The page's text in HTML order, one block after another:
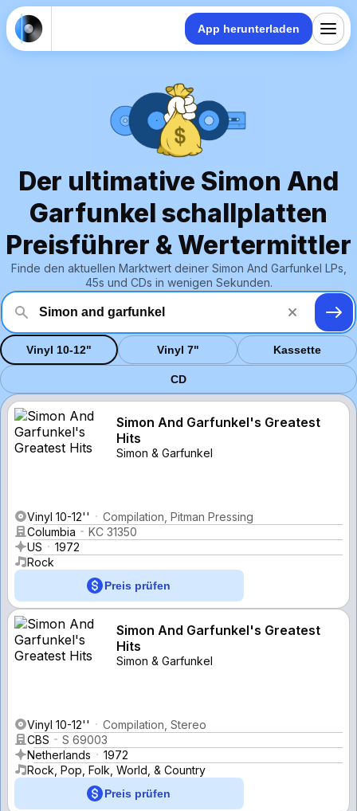
App herunterladen
Der ultimative Simon And
Garfunkel schallplatten
Preisführer & Wertermittler
Finde den aktuellen Marktwert deiner Simon And Garfunkel LPs,
45s und CDs in wenigen Sekunden.
Vinyl 10-12" Vinyl 7" Kassette
CD
Simon And Garfunkel's Greatest
Hits
Simon & Garfunkel
Vinyl 10-12''
Compilation, Pitman Pressing
Columbia
KC 31350
US
1972
Rock
Preis prüfen
Simon And Garfunkel's Greatest
Hits
Simon & Garfunkel
Vinyl 10-12''
Compilation, Stereo
CBS
S 69003
Netherlands
1972
Rock, Pop, Folk, World, & Country
Preis prüfen